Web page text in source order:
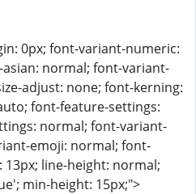
0px; font-variant-numeric:
normal; font-variant-
adjust: none; font-kerning:
font-feature-settings:
normal; font-variant-
emoji: normal; font-
line-height: normal;
min-height: 15px;">